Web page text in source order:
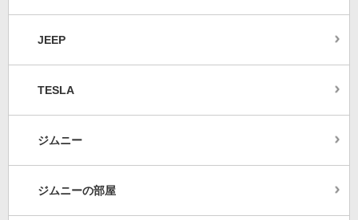
JEEP
TESLA
ジムニー
ジムニーの部屋